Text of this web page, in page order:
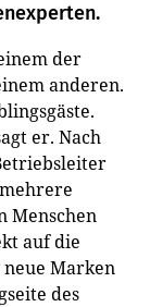
der
anderen.
er. Nach
Menschen
auf die
Marken
des